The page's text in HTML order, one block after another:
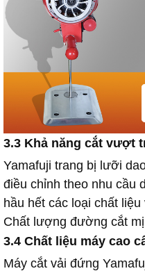
3.3 Khả năng cắt vượt
Yamafuji trang bị lưỡi
điều chỉnh theo nhu cầu
hầu hết các loại chất
Chất lượng đường cắt
3.4 Chất liệu máy cao
Máy cắt vải đứng